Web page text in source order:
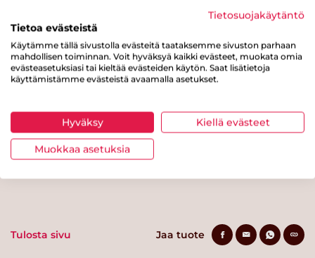
josta tyydyttynyttä rasvaa
Hiilihydraatteja 41 g
josta sokereita
Suolaa
Tulosta sivu Jaa tuote
Tietosuojakäytäntö
Tietoa evästeistä
Käytämme tällä sivustolla evästeitä taataksemme sivuston parhaan
mahdollisen toiminnan. Voit hyväksyä kaikki evästeet, muokata omia
evästeasetuksiasi tai kieltää evästeiden käytön. Saat lisätietoja
käyttämistämme evästeistä avaamalla asetukset.
Hyväksy Kiellä evästeet
Muokkaa asetuksia